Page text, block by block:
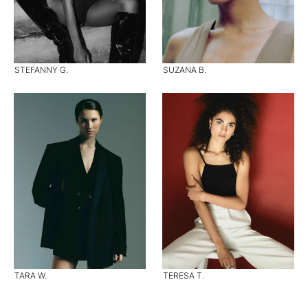
STEFANNY G. SUZANA B.
TARA W. TERESA T.